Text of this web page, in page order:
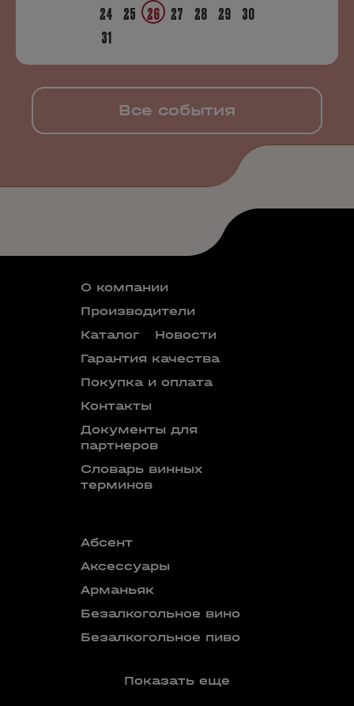
24 25 26 27 28 29 30
31
Все события
О компании
Производители
Каталог
Новости
Гарантия качества
Покупка и оплата
Контакты
Документы для
партнеров
Словарь винных
терминов
Абсент
Аксессуары
Арманьяк
Безалкогольное вино
Безалкогольное пиво
Показать еще